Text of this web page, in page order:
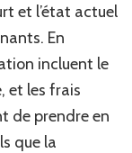
et l’état actuel
En
incluent le
et les frais
de prendre en
que la